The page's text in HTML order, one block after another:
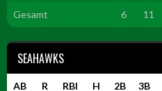
Gesamt 6 11
SEAHAWKS
AB R RBI H 2B 3B